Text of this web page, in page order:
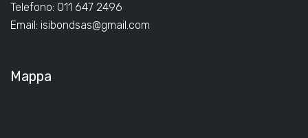
Telefono: 011 647 2496
Email: isibondsas@gmail.com
Mappa